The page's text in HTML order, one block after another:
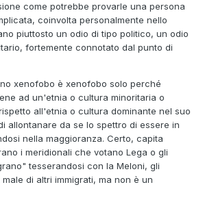
come potrebbe provarle una persona
coinvolta personalmente nello
piuttosto un odio di tipo politico, un odio
fortemente connotato dal punto di
xenofobo è xenofobo solo perché
ad un'etnia o cultura minoritaria o
all'etnia o cultura dominante nel suo
allontanare da se lo spettro di essere in
nella maggioranza. Certo, capita
i meridionali che votano Lega o gli
tesserandosi con la Meloni, gli
di altri immigrati, ma non è un